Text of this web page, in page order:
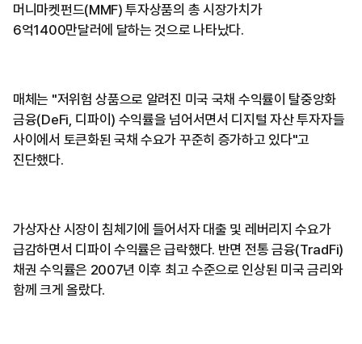
머니마켓펀드(MMF) 투자상품의 총 시장가치가
6억1400만달러에 달하는 것으로 나타났다.
매체는 "저위험 상품으로 알려진 미국 국채 수익률이 탈중앙화
금융(DeFi, 디파이) 수익률을 넘어서면서 디지털 자산 투자자들
사이에서 토큰화된 국채 수요가 꾸준히 증가하고 있다"고
진단했다.
가상자산 시장이 침체기에 들어서자 대출 및 레버리지 수요가
급감하면서 디파이 수익률은 급락했다. 반면 전통 금융(TradFi)
채권 수익률은 2007년 이후 최고 수준으로 인상된 미국 금리와
함께 크게 올랐다.